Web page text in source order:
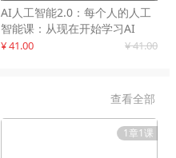
AI人工智能2.0：每个人的人工
智能课：从现在开始学习AI
¥ 41.00 ¥ 41.00
查看全部
1章1课